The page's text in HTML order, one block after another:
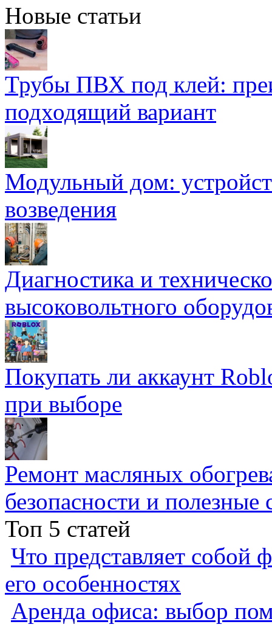
Новые статьи
Трубы ПВХ под клей:
подходящий вариант
Модульный дом:
возведения
Диагностика и
высоковольтного
Покупать ли аккаунт
при выборе
Ремонт масляных
безопасности и полезные
Топ 5 статей
Что представляет собой
его особенностях
Аренда офиса: выбор